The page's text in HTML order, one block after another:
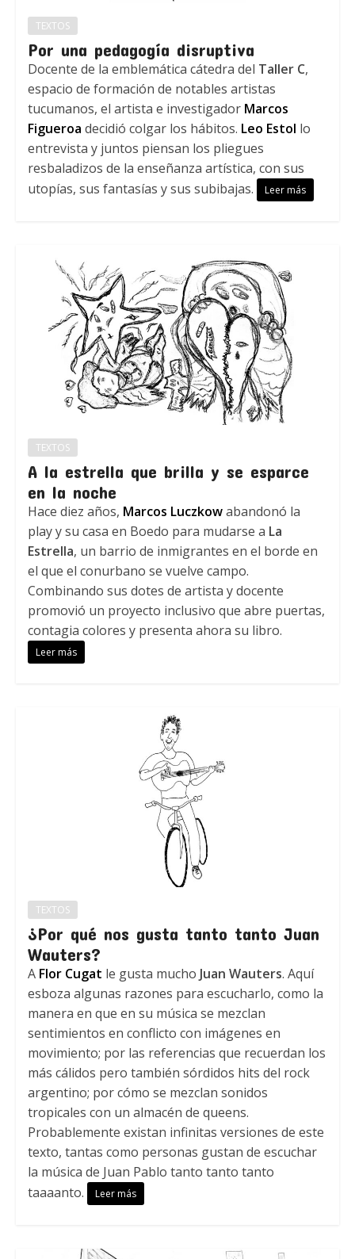
TEXTOS
Por una pedagogía disruptiva
Docente de la emblemática cátedra del Taller C,
espacio de formación de notables artistas
tucumanos, el artista e investigador Marcos
Figueroa decidió colgar los hábitos. Leo Estol lo
entrevista y juntos piensan los pliegues
resbaladizos de la enseñanza artística, con sus
utopías, sus fantasías y sus subibajas.
Leer más
TEXTOS
A la estrella que brilla y se esparce
en la noche
Hace diez años, Marcos Luczkowabandonó la
play y su casa en Boedo para mudarse a La
Estrella, un barrio de inmigrantes en el borde en
el que el conurbano se vuelve campo.
Combinando sus dotes de artista y docente
promovió un proyecto inclusivo que abre puertas,
contagia colores y presenta ahora su libro.
Leer más
TEXTOS
¿Por qué nos gusta tanto tanto Juan
Wauters?
A Flor Cugat le gusta mucho Juan Wauters. Aquí
esboza algunas razones para escucharlo, como la
manera en que en su música se mezclan
sentimientos en conflicto con imágenes en
movimiento; por las referencias que recuerdan los
más cálidos pero también sórdidos hits del rock
argentino; por cómo se mezclan sonidos
tropicales con un almacén de queens.
Probablemente existan infinitas versiones de este
texto, tantas como personas gustan de escuchar
la música de Juan Pablo tanto tanto tanto
taaaanto.
Leer más